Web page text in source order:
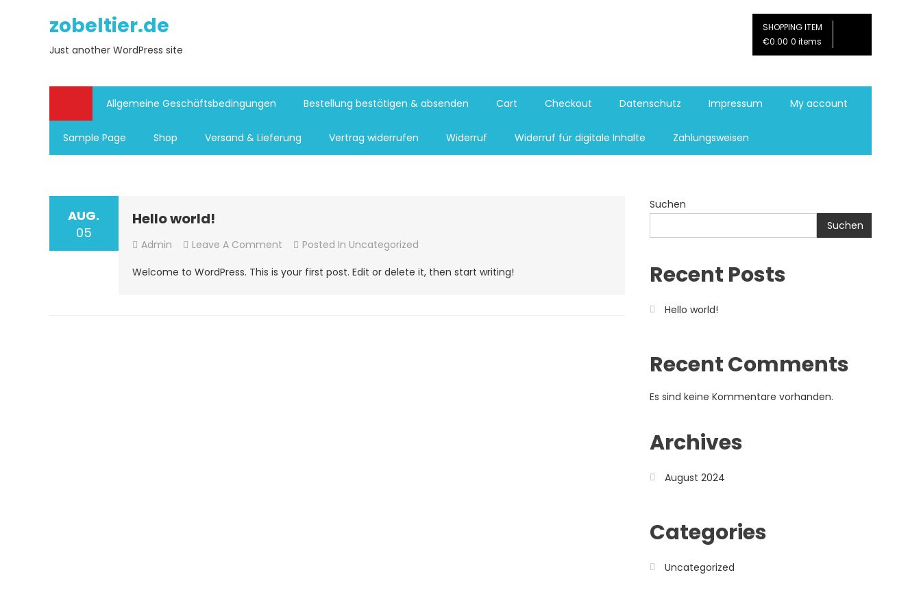
zobeltier.de
Just another WordPress site
SHOPPING ITEM
€0.00 0 items
Allgemeine Geschäftsbedingungen Bestellung bestätigen & absenden Cart Checkout Datenschutz Impressum My account
Sample Page Shop Versand & Lieferung Vertrag widerrufen Widerruf Widerruf für digitale Inhalte Zahlungsweisen
AUG.
05
Hello world!
Admin Leave A CommentOn
World!
Posted In Uncategorized
Welcome to WordPress. This is your first post. Edit or delete it, then start writing!
Suchen
Suchen
Recent Posts
Hello world!
Recent Comments
Es sind keine Kommentare vorhanden.
Archives
August 2024
Categories
Uncategorized